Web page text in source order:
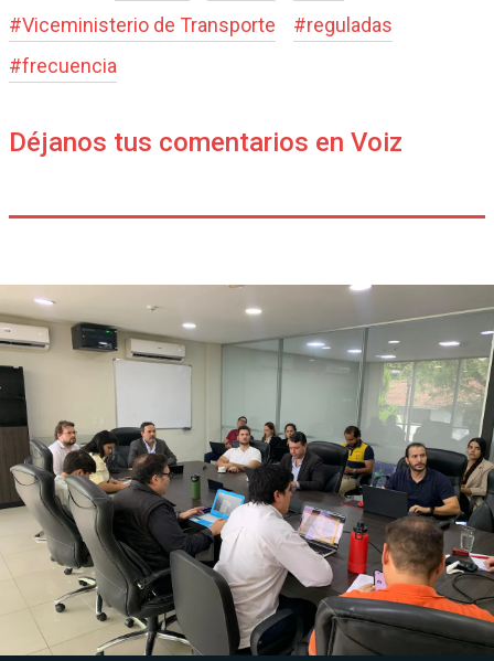
#Viceministerio de Transporte #reguladas
#frecuencia
Déjanos tus comentarios en Voiz